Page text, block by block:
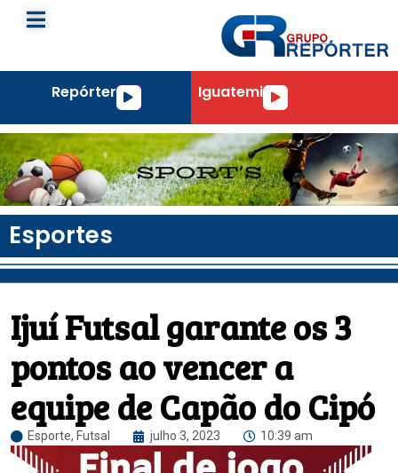
RepórterTocador
áudio
IguatemiTocador
áudio
Esportes
Ijuí Futsal garante os 3
pontos ao vencer a
equipe de Capão do Cipó
Esporte, Futsal julho 3, 2023 10:39 am